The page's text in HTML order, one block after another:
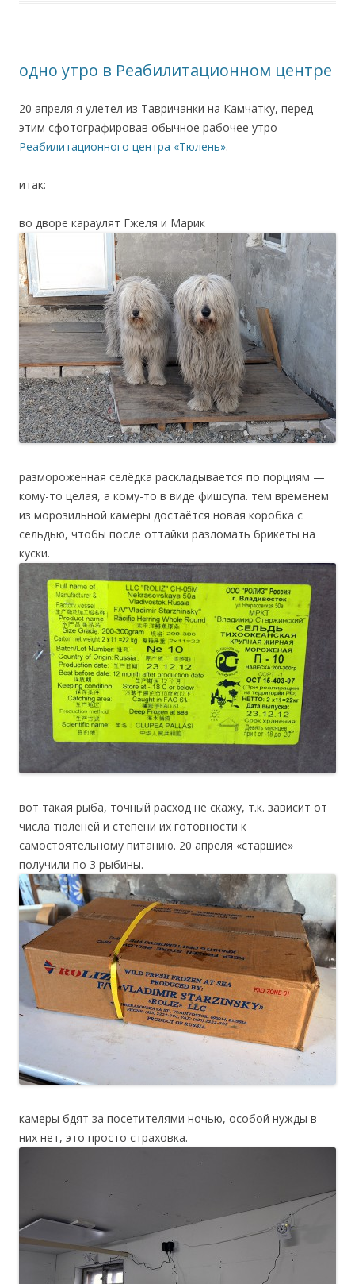
одно утро в Реабилитационном центре
20 апреля я улетел из Тавричанки на Камчатку, перед
этим сфотографировав обычное рабочее утро
Реабилитационного центра «Тюлень».
итак:
во дворе караулят Гжеля и Марик
размороженная селёдка раскладывается по порциям —
кому-то целая, а кому-то в виде фишсупа. тем временем
из морозильной камеры достаётся новая коробка с
сельдью, чтобы после оттайки разломать брикеты на
куски.
вот такая рыба, точный расход не скажу, т.к. зависит от
числа тюленей и степени их готовности к
самостоятельному питанию. 20 апреля «старшие»
получили по 3 рыбины.
камеры бдят за посетителями ночью, особой нужды в
них нет, это просто страховка.